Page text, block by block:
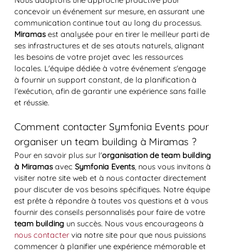
concevoir un événement sur mesure, en assurant une
communication continue tout au long du processus.
Miramas est analysée pour en tirer le meilleur parti de
ses infrastructures et de ses atouts naturels, alignant
les besoins de votre projet avec les ressources
locales. L'équipe dédiée à votre événement s'engage
à fournir un support constant, de la planification à
l'exécution, afin de garantir une expérience sans faille
et réussie.
Comment contacter Symfonia Events pour
organiser un team building à Miramas ?
Pour en savoir plus sur l'organisation de team building
à Miramas avec Symfonia Events, nous vous invitons à
visiter notre site web et à nous contacter directement
pour discuter de vos besoins spécifiques. Notre équipe
est prête à répondre à toutes vos questions et à vous
fournir des conseils personnalisés pour faire de votre
team building un succès. Nous vous encourageons à
nous contacter via notre site pour que nous puissions
commencer à planifier une expérience mémorable et